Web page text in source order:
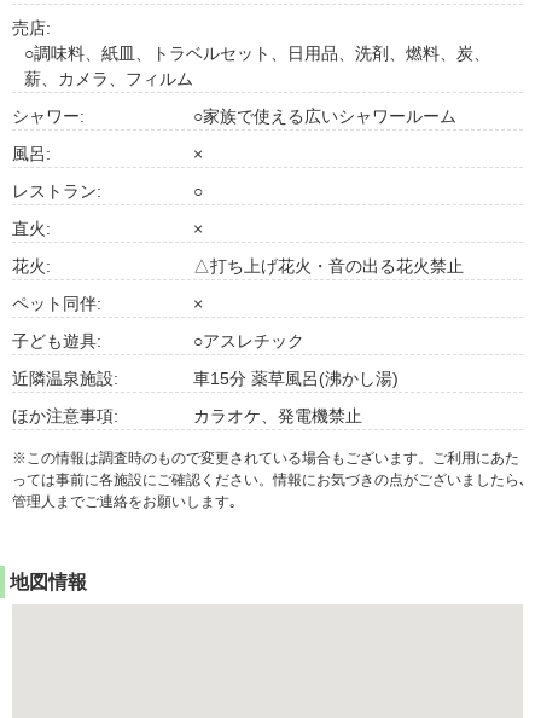
売店:
○調味料、紙皿、トラベルセット、日用品、洗剤、燃料、炭、
薪、カメラ、フィルム
シャワー:
○家族で使える広いシャワールーム
風呂:
×
レストラン:
○
直火:
×
花火:
△打ち上げ花火・音の出る花火禁止
ペット同伴:
×
子ども遊具:
○アスレチック
近隣温泉施設:
車15分 薬草風呂(沸かし湯)
ほか注意事項:
カラオケ、発電機禁止
※この情報は調査時のもので変更されている場合もございます。ご利用にあた
っては事前に各施設にご確認ください。情報にお気づきの点がございましたら､
管理人までご連絡をお願いします｡
地図情報